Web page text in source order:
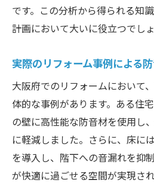
です。この分析から得られる知
計画において大いに役立つでしょ
実際のリフォーム事例による
大阪府でのリフォームにおいて
体的な事例があります。ある住
の壁に高性能な防音材を使用し
に軽減しました。さらに、床に
を導入し、階下への音漏れを抑
が快適に過ごせる空間が実現さ